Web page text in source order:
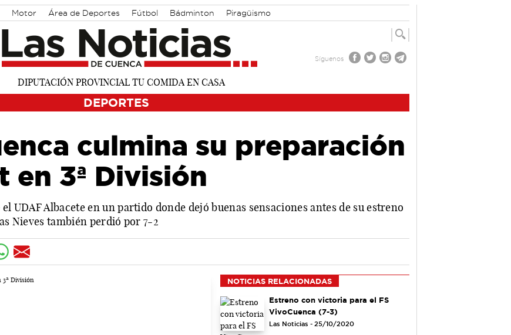
Motor Área de Deportes Fútbol Bádminton Piragüismo
Síguenos
DEPORTES
culmina su preparación
en 3ª División
UDAF Albacete en un partido donde dejó buenas sensaciones antes de su estreno
Nieves también perdió por 7-2
NOTICIAS RELACIONADAS
Estreno con victoria para el FS
VivoCuenca (7-3)
Las Noticias - 25/10/2020